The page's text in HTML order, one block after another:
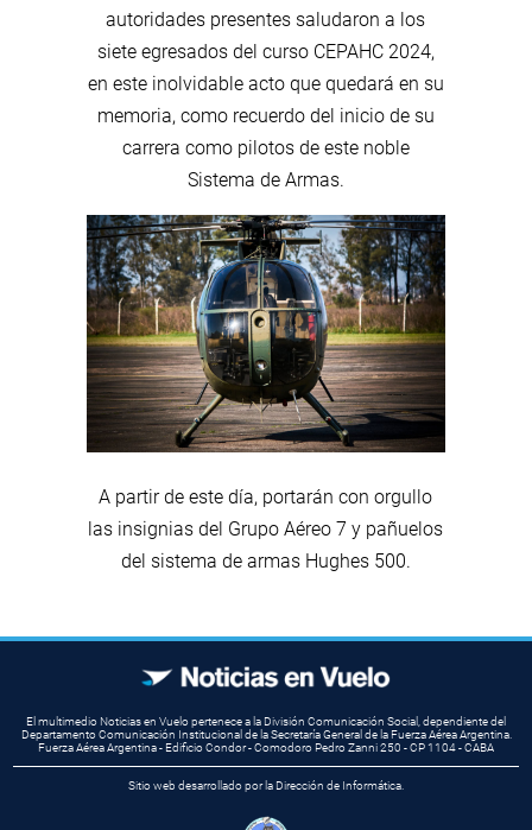
autoridades presentes saludaron a los
siete egresados del curso CEPAHC 2024,
en este inolvidable acto que quedará en su
memoria, como recuerdo del inicio de su
carrera como pilotos de este noble
Sistema de Armas.
A partir de este día, portarán con orgullo
las insignias del Grupo Aéreo 7 y pañuelos
del sistema de armas Hughes 500.
El multimedio Noticias en Vuelo pertenece a la División Comunicación Social, dependiente del
Departamento Comunicación Institucional de la Secretaría General de la Fuerza Aérea Argentina.
Fuerza Aérea Argentina - Edificio Condor - Comodoro Pedro Zanni 250 - CP 1104 - CABA
Sitio web desarrollado por la Dirección de Informática.